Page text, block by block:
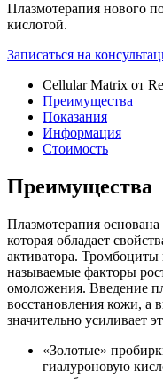
Плазмотерапия нового
кислотой.
Записаться на
Cellular Matrix от
Преимущества
Показания
Информация
Стоимость
Преимущества
Плазмотерапия
которая обладает
активатора. Тромбоциты
называемые факторы
омоложения. Введение
восстановления кожи, а
значительно усиливает
«Золотые»
гиалуроновую